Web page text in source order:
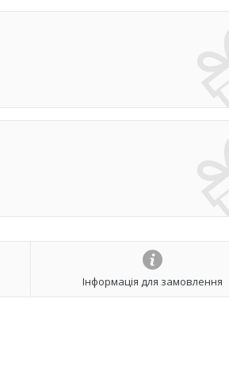
Інформація для замовлення